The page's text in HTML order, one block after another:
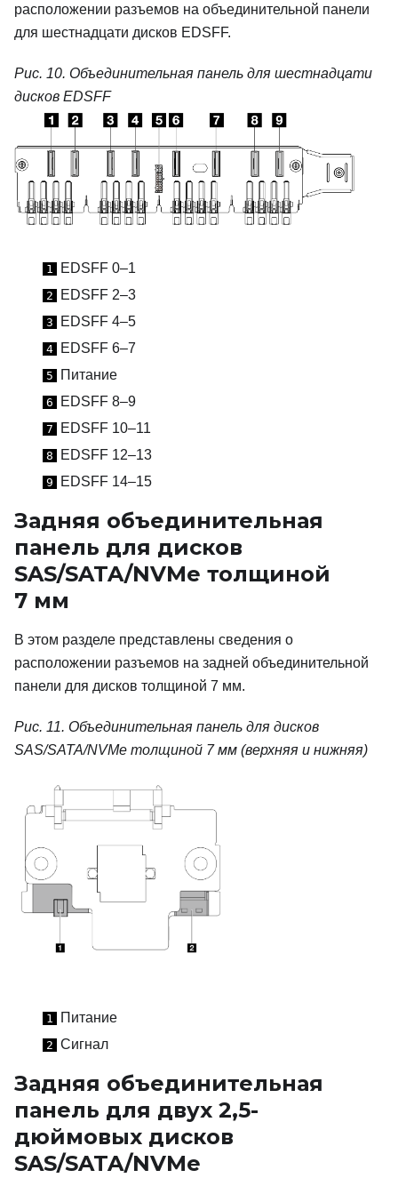
расположении разъемов на объединительной панели
для шестнадцати дисков EDSFF.
Рис. 10. Объединительная панель для шестнадцати
дисков EDSFF
1 EDSFF 0–1
2 EDSFF 2–3
3 EDSFF 4–5
4 EDSFF 6–7
5 Питание
6 EDSFF 8–9
7 EDSFF 10–11
8 EDSFF 12–13
9 EDSFF 14–15
Задняя объединительная
панель для дисков
SAS/SATA/NVMe толщиной
7 мм
В этом разделе представлены сведения о
расположении разъемов на задней объединительной
панели для дисков толщиной 7 мм.
Рис. 11. Объединительная панель для дисков
SAS/SATA/NVMe толщиной 7 мм (верхняя и нижняя)
1 Питание
2 Сигнал
Задняя объединительная
панель для двух 2,5-
дюймовых дисков
SAS/SATA/NVMe